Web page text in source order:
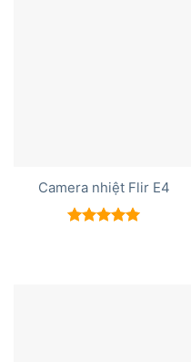
Camera nhiệt Flir E4